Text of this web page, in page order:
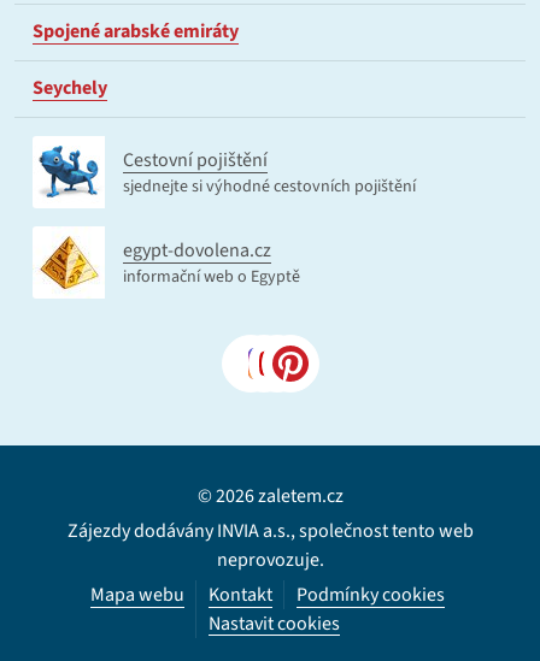
Spojené arabské emiráty
Seychely
Cestovní pojištění
sjednejte si výhodné cestovních pojištění
egypt-dovolena.cz
informační web o Egyptě
© 2026 zaletem.cz
Zájezdy dodávány INVIA a.s., společnost tento web
neprovozuje.
Mapa webu
Kontakt
Podmínky cookies
Nastavit cookies